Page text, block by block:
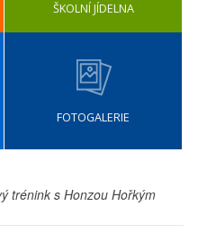
ŠKOLNÍ JÍDELNA
FOTOGALERIE
trénink s Honzou Hořkým